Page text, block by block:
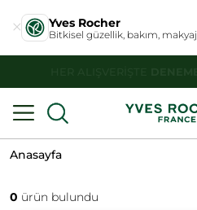
Yves Rocher
Bitkisel güzellik, bakım, makyaj
Anasayfa
0 ürün bulundu